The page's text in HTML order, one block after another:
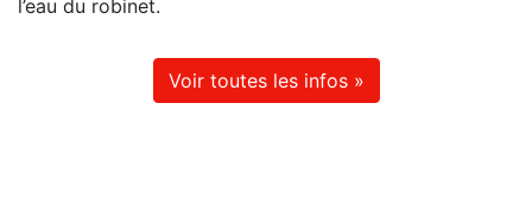
l’eau du robinet.
Voir toutes les infos »